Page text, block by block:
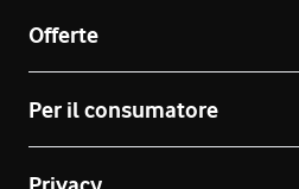
Offerte
Per il consumatore